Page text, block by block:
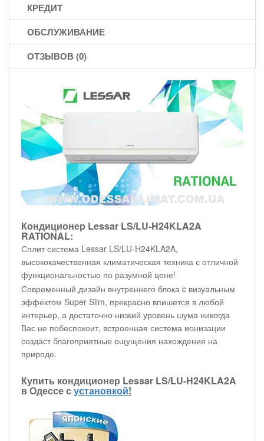
КРЕДИТ
ОБСЛУЖИВАНИЕ
ОТЗЫВОВ (0)
Кондиционер Lessar LS/LU-H24KLA2A
RATIONAL:
Сплит система Lessar LS/LU-H24KLA2A,
высококачественная климатическая техника с отличной
функциональностью по разумной цене!
Современный дизайн внутреннего блока c визуальным
эффектом Super Slim, прекрасно впишется в любой
интерьер, а достаточно низкий уровень шума никогда
Вас не побеспокоит, встроенная система ионизации
создаст благоприятные ощущения нахождения на
природе.
Купить кондиционер Lessar LS/LU-H24KLA2A
в Одессе сустановкой!